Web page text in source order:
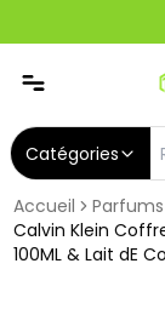
Catégories
Accueil
Calvin Klein
100ML & Lait dE